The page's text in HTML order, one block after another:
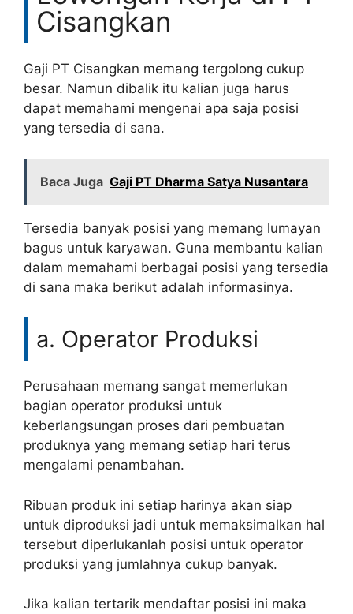
Cisangkan
Gaji PT Cisangkan memang tergolong cukup
besar. Namun dibalik itu kalian juga harus
dapat memahami mengenai apa saja posisi
yang tersedia di sana.
Baca Juga Gaji PT Dharma Satya Nusantara
Tersedia banyak posisi yang memang lumayan
bagus untuk karyawan. Guna membantu kalian
dalam memahami berbagai posisi yang tersedia
di sana maka berikut adalah informasinya.
a. Operator Produksi
Perusahaan memang sangat memerlukan
bagian operator produksi untuk
keberlangsungan proses dari pembuatan
produknya yang memang setiap hari terus
mengalami penambahan.
Ribuan produk ini setiap harinya akan siap
untuk diproduksi jadi untuk memaksimalkan hal
tersebut diperlukanlah posisi untuk operator
produksi yang jumlahnya cukup banyak.
Jika kalian tertarik mendaftar posisi ini maka